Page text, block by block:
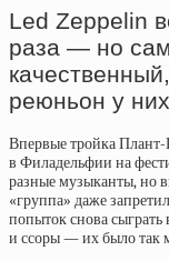
Led Zeppelin
раза — но
реюньон у
Впервые тройка
в Филадельфии на
разные музыканты, но
«группа» даже
попыток снова
и ссоры — их было так